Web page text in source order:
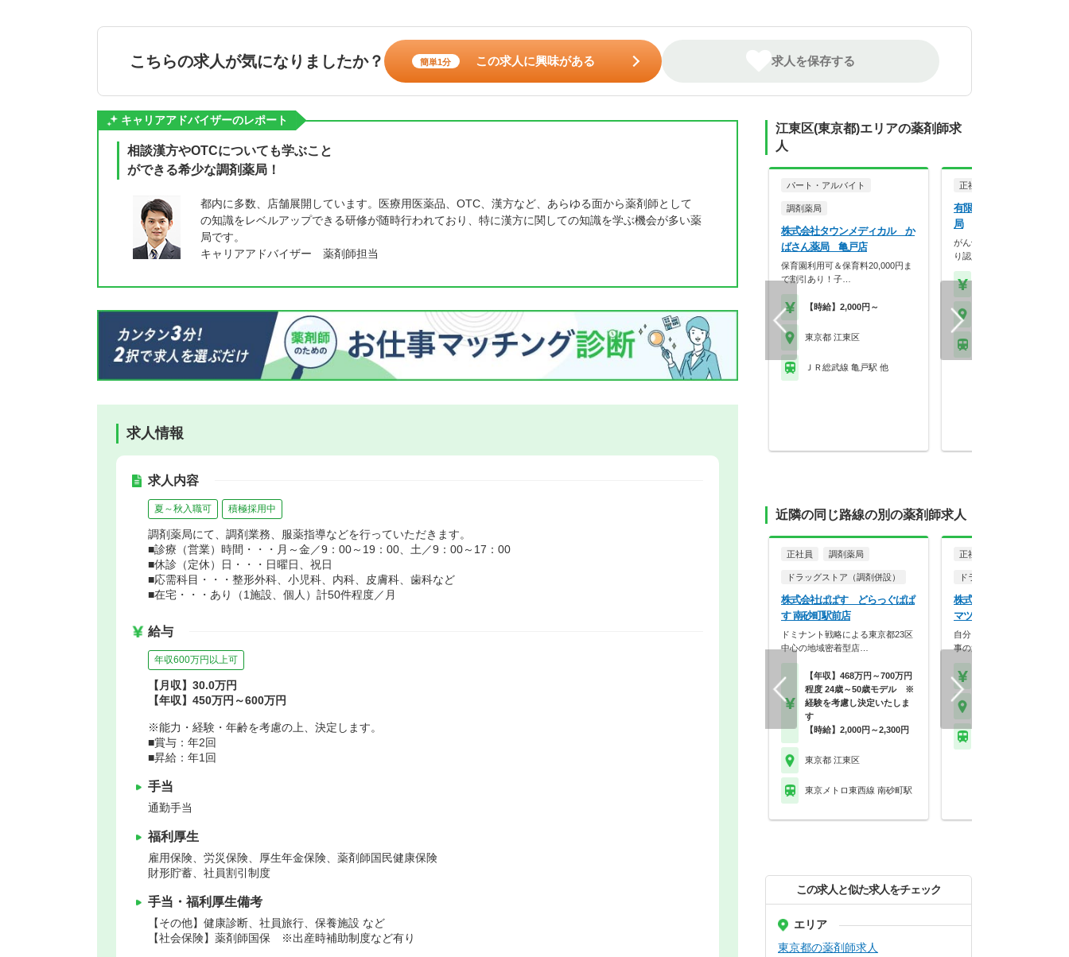
こちらの求人が気になりましたか？ 簡単1分 この求人に興味がある 求人を保存する
キャリアアドバイザーのレポート
相談漢方やOTCについても学ぶこと
ができる希少な調剤薬局！
都内に多数、店舗展開しています。医療用医薬品、OTC、漢方など、あらゆる面から薬剤師として
の知識をレベルアップできる研修が随時行われており、特に漢方に関しての知識を学ぶ機会が多い薬
局です。
キャリアアドバイザー 薬剤師担当
求人情報
求人内容
夏～秋入職可 積極採用中
調剤薬局にて、調剤業務、服薬指導などを行っていただきます。
■診療（営業）時間・・・月～金／9：00～19：00、土／9：00～17：00
■休診（定休）日・・・日曜日、祝日
■応需科目・・・整形外科、小児科、内科、皮膚科、歯科など
■在宅・・・あり（1施設、個人）計50件程度／月
給与
年収600万円以上可
【月収】30.0万円
【年収】450万円～600万円
※能力・経験・年齢を考慮の上、決定します。
■賞与：年2回
■昇給：年1回
手当
通勤手当
福利厚生
雇用保険、労災保険、厚生年金保険、薬剤師国民健康保険
財形貯蓄、社員割引制度
手当・福利厚生備考
【その他】健康診断、社員旅行、保養施設 など
【社会保険】薬剤師国保 ※出産時補助制度など有り
江東区(東京都)エリアの薬剤師求
人
パート・アルバイト
調剤薬局
株式会社タウンメディカル か
ばさん薬局 亀戸店
保育園利用可＆保育料20,000円ま
で割引あり！子…
【時給】2,000円～
東京都 江東区
ＪＲ総武線 亀戸駅 他
正社員
有限会社江東調剤薬局
局
がん領域の処方に携わる機会
り認定資格やこれまで…
近隣の同じ路線の別の薬剤師求人
正社員 調剤薬局
ドラッグストア（調剤併設）
株式会社ぱぱす どらっぐぱぱ
す 南砂町駅前店
ドミナント戦略による東京都23区
中心の地域密着型店…
【年収】468万円～700万円
程度 24歳～50歳モデル ※
経験を考慮し決定いたしま
す
【時給】2,000円～2,300円
東京都 江東区
東京メトロ東西線 南砂町駅
正社員
ドラッグストア（調剤併設
株式会社マツモトキヨシ
マツモトキヨシ 東陽町駅
自分らしく働く。それが、
事の第一歩。選択的週…
この求人と似た求人をチェック
エリア
東京都の薬剤師求人